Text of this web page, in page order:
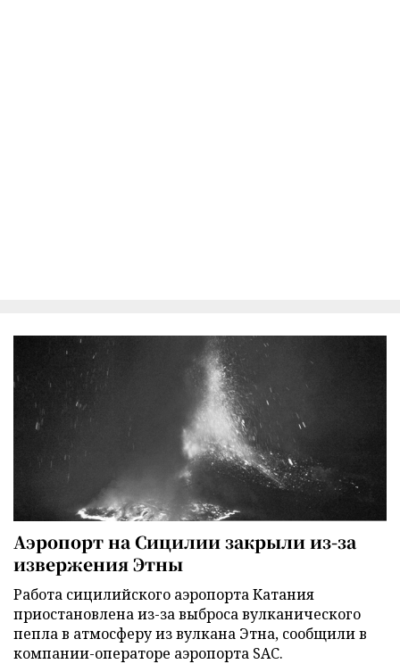
Аэропорт на Сицилии закрыли из-за
извержения Этны
Работа сицилийского аэропорта Катания
приостановлена из-за выброса вулканического
пепла в атмосферу из вулкана Этна, сообщили в
компании-операторе аэропорта SAC.